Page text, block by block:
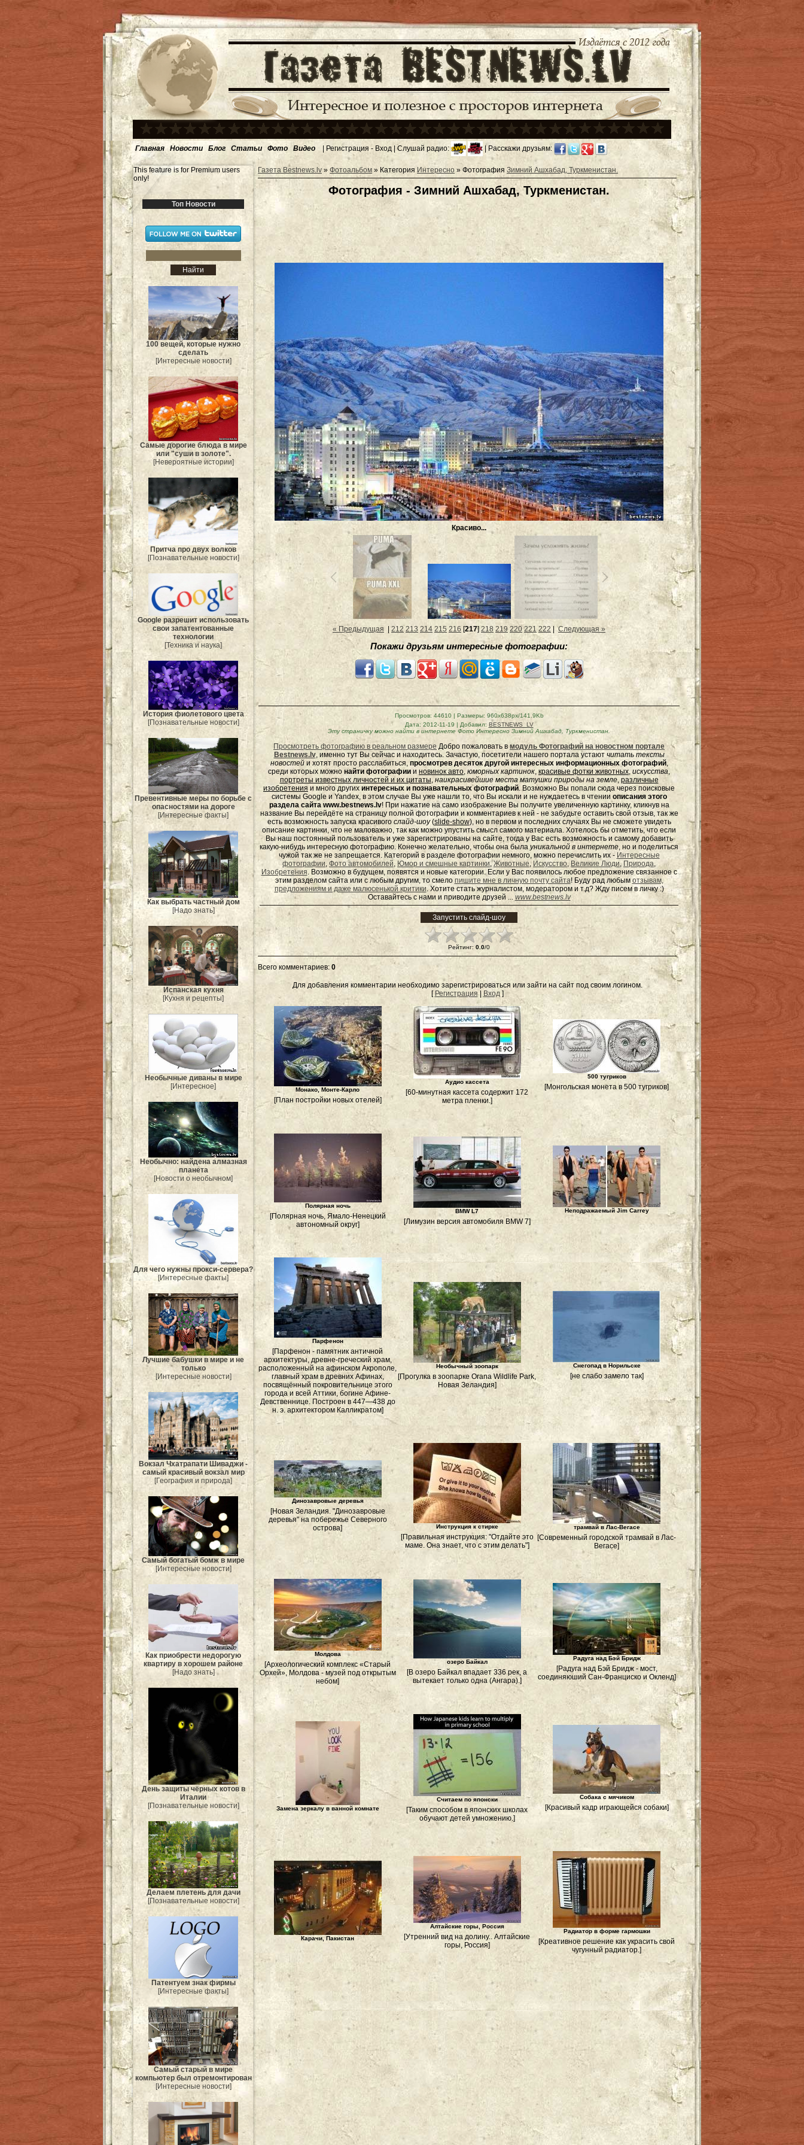
Главная Новости Блог Статьи Фото Видео | Регистрация - Вход | Слушай радио: | Расскажи друзьям:
This feature is for Premium users
only!
Топ Новости
100 вещей, которые нужно
сделать
[Интересные новости]
Самые дорогие блюда в мире
или "суши в золоте".
[Невероятные истории]
Притча про двух волков
[Познавательные новости]
Google разрешит использовать
свои запатентованные
технологии
[Техника и наука]
История фиолетового цвета
[Познавательные новости]
Превентивные меры по борьбе с
опасностями на дороге
[Интересные факты]
Как выбрать частный дом
[Надо знать]
Испанская кухня
[Кухня и рецепты]
Необычные диваны в мире
[Интересное]
Необычно: найдена алмазная
планета
[Новости о необычном]
Для чего нужны прокси-сервера?
[Интересные факты]
Лучшие бабушки в мире и не
только
[Интересные новости]
Вокзал Чхатрапати Шиваджи -
самый красивый вокзал мир
[География и природа]
Самый богатый бомж в мире
[Интересные новости]
Как приобрести недорогую
квартиру в хорошем районе
[Надо знать]
День защиты чёрных котов в
Италии
[Познавательные новости]
Делаем плетень для дачи
[Познавательные новости]
Патентуем знак фирмы
[Интересные факты]
Самый старый в мире
компьютер был отремонтирован
[Интересные новости]
Газета Bestnews.lv» Фотоальбом » Категория Интересно » Фотография Зимний Ашхабад, Туркменистан.
Фотография - Зимний Ашхабад, Туркменистан.
Красиво...
« Предыдущая 212 213 214 215 216 [217] 218 219 220 221 222 |Следующая »
Покажи друзьям интересные фотографии:
Просмотров: 44610 | Размеры: 960x638px/141.9Kb
Дата: 2012-11-19 | Добавил: BESTNEWS_LV
Эту страничку можно найти в интернете Фото Интересно Зимний Ашхабад, Туркменистан.
Просмотреть фотографию в реальном размере Добро пожаловать в модуль Фотографий на новостном портале
Bestnews.lv, именно тут Вы сейчас и находитесь. Зачастую, посетители нашего портала устают читать тексты
новостейи хотят просто расслабиться, просмотрев десяток другой интересных информационных фотографий,
среди которых можно найти фотографии и новинок авто, юморныхкартинок, красивые фотки животных, искусства,
портреты известных личностей и их цитаты, наикрасивейшие места матушки природы на земле, различные
изобретения и много других интересных и познавательных фотографий. Возможно Вы попали сюда через поисковые
системы Google и Yandex, в этом случае Вы уже нашли то, что Вы искали и не нуждаетесь в чтении описания этого
раздела сайта www.bestnews.lv! При нажатие на само изображение Вы получите увеличенную картинку, кликнув на
название Вы перейдёте на страницу полной фотографии и комментариев к ней - не забудьте оставить свой отзыв, так же
есть возможность запуска красивого слайд-шоу(slide-show), но в первом и последних случаях Вы не сможете увидеть
описание картинки, что не маловажно, так как можно упустить смысл самого материала. Хотелось бы отметить, что если
Вы наш постоянный пользователь и уже зарегистрированы на сайте, тогда у Вас есть возможность и самому добавить
какую-нибудь интересную фотографию. Конечно желательно, чтобы она была уникальной в интернете, но и поделиться
чужой так же не запрещается. Категорий в разделе фотографии немного, можно перечислить их - Интересные
фотографии, Фото автомобилей, Юмор и смешные картинки,Животные, Искусство, Великие Люди, Природа,
Изобретения. Возможно в будущем, появятся и новые категории. Если у Вас появилось любое предложение связанное с
этим разделом сайта или с любым другим, то смело пишите мне в личную почту сайта! Буду рад любымотзывам,
предложениям и даже малюсенькой критики. Хотите стать журналистом, модератором и т.д? Жду писем вличку:)
Оставайтесь с нами и приводите друзей ... www.bestnews.lv
Рейтинг: 0.0/0
Всего комментариев: 0
Для добавления комментарии необходимо зарегистрироваться или зайти на сайт под своим логином.
[ Регистрация| Вход]
Монако, Монте-Карло
[План постройки новых отелей]
Аудио кассета
[60-минутная кассета содержит 172
метра пленки.]
500 тугриков
[Монгольская монета в 500 тугриков]
Полярная ночь
[Полярная ночь, Ямало-Ненецкий
автономный округ]
BMW L7
[Лимузин версия автомобиля BMW 7]
Неподражаемый Jim Carrey
Парфенон
[Парфенон - памятник античной
архитектуры, древне-греческий храм,
расположенный на афинском Акрополе,
главный храм в древних Афинах,
посвящённый покровительнице этого
города и всей Аттики, богине Афине-
Девственнице. Построен в 447—438 до
н. э. архитектором Калликратом]
Необычный зоопарк
[Прогулка в зоопарке Orana Wildlife Park,
Новая Зеландия]
Снегопад в Норильске
[не слабо замело так]
Динозавровые деревья
[Новая Зеландия. "Динозавровые
деревья" на побережье Северного
острова]
Инструкция к стирке
[Правильная инструкция: "Отдайте это
маме. Она знает, что с этим делать"]
трамвай в Лас-Вегасе
[Современный городской трамвай в Лас-
Вегасе]
Молдова
[Археологический комплекс «Старый
Орхей», Молдова - музей под открытым
небом]
озеро Байкал
[В озеро Байкал впадает 336 рек, а
вытекает только одна (Ангара).]
Радуга над Бэй Бридж
[Радуга над Бэй Бридж - мост,
соединяюший Сан-Франциско и Окленд]
Замена зеркалу в ванной комнате
Считаем по японски
[Таким способом в японских школах
обучают детей умножению.]
Собака с мячиком
[Красивый кадр играющейся собаки]
Карачи, Пакистан
Алтайские горы, Россия
[Утренний вид на долину.. Алтайские
горы, Россия]
Радиатор в форме гармошки
[Креативное решение как украсить свой
чугунный радиатор.]